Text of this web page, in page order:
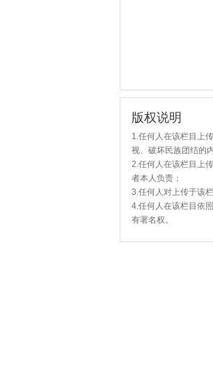
版权说明
1.任何人在该栏目上
视、破坏民族团结的
2.任何人在该栏目上
者本人负责；
3.任何人对上传于该
4.任何人在该栏目依
有署名权。